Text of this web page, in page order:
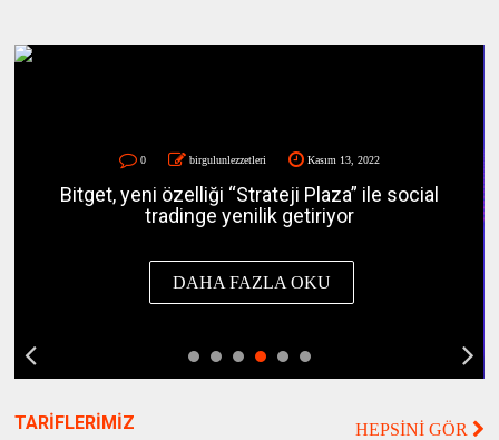
0 birgulunlezzetleri Ekim 19, 2022
Token 2049 Singapur'da social tradingle ilgili
son gelişmeler Bitget’ten!
DAHA FAZLA OKU
TARİFLERİMİZ HEPSİNİ GÖR